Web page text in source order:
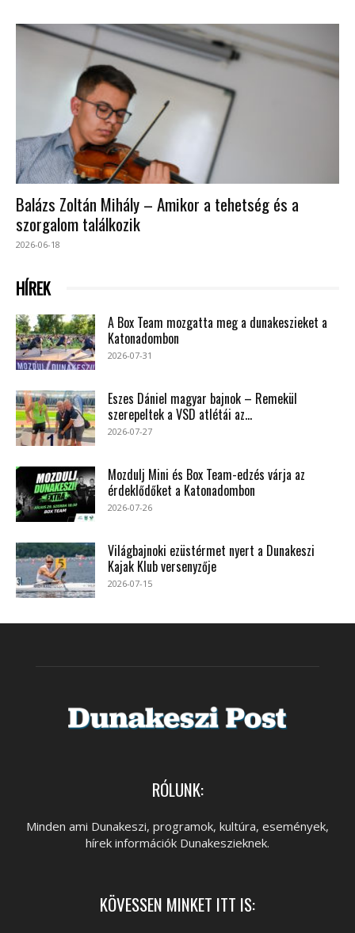
Balázs Zoltán Mihály – Amikor a tehetség és a
szorgalom találkozik
2026-06-18
HÍREK
A Box Team mozgatta meg a dunakeszieket a
Katonadombon
2026-07-31
Eszes Dániel magyar bajnok – Remekül
szerepeltek a VSD atlétái az...
2026-07-27
Mozdulj Mini és Box Team-edzés várja az
érdeklődőket a Katonadombon
2026-07-26
Világbajnoki ezüstérmet nyert a Dunakeszi
Kajak Klub versenyzője
2026-07-15
RÓLUNK:
Minden ami Dunakeszi, programok, kultúra, események,
hírek információk Dunakeszieknek.
KÖVESSEN MINKET ITT IS: